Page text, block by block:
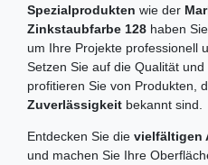
Spezialprodukten wie der
Zinkstaubfarbe 128 haben
um Ihre Projekte professionell
Setzen Sie auf die Qualität
profitieren Sie von Produkten,
Zuverlässigkeit bekannt sind.
Entdecken Sie die vielfältigen
und machen Sie Ihre